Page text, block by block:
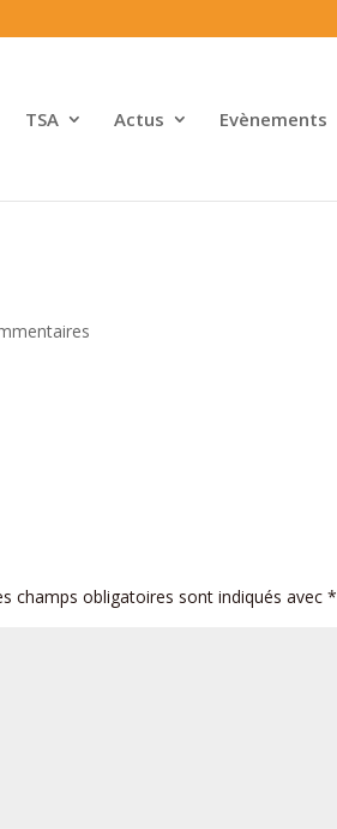
TSA Actus Evènements
champs obligatoires sont indiqués avec*